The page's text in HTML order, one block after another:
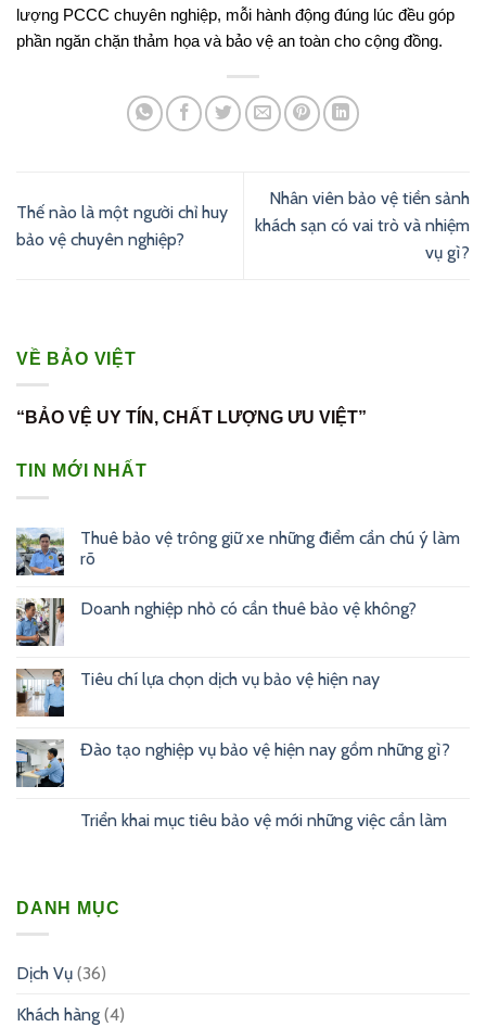
lượng PCCC chuyên nghiệp, mỗi hành động đúng lúc đều góp
phần ngăn chặn thảm họa và bảo vệ an toàn cho cộng đồng.
Thế nào là một người chỉ huy
bảo vệ chuyên nghiệp?
Nhân viên bảo vệ tiền sảnh
khách sạn có vai trò và nhiệm
vụ gì?
VỀ BẢO VIỆT
“BẢO VỆ UY TÍN, CHẤT LƯỢNG ƯU VIỆT”
TIN MỚI NHẤT
Thuê bảo vệ trông giữ xe những điểm cần chú ý làm
rõ
Doanh nghiệp nhỏ có cần thuê bảo vệ không?
Tiêu chí lựa chọn dịch vụ bảo vệ hiện nay
Đào tạo nghiệp vụ bảo vệ hiện nay gồm những gì?
Triển khai mục tiêu bảo vệ mới những việc cần làm
DANH MỤC
Dịch Vụ (36)
Khách hàng (4)